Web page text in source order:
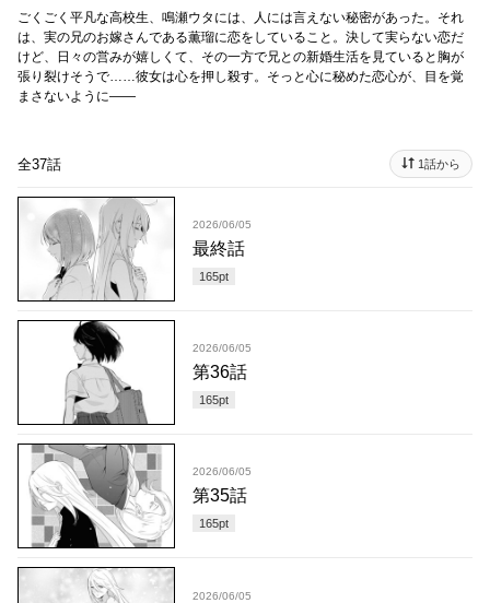
ごくごく平凡な高校生、鳴瀬ウタには、人には言えない秘密があった。それ
は、実の兄のお嫁さんである薫瑠に恋をしていること。決して実らない恋だ
けど、日々の営みが嬉しくて、その一方で兄との新婚生活を見ていると胸が
張り裂けそうで……彼女は心を押し殺す。そっと心に秘めた恋心が、目を覚
まさないように――
全37話 1話から
2026/06/05
最終話
165pt
2026/06/05
第36話
165pt
2026/06/05
第35話
165pt
2026/06/05